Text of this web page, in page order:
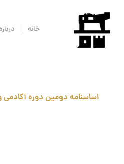
خانه
اساسنامه دومین دوره